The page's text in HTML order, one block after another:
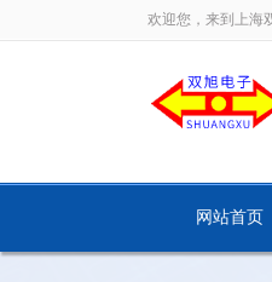
欢迎您，来到上海
网站首页